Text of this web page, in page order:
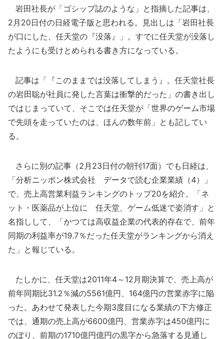
岩田社長が「ゴシップ誌のような」と指摘した記事は、
2月20日付の日経電子版と思われる。見出しは「岩田社長
が口にした、任天堂の『没落』」。すでに任天堂が没落し
たようにも受けとめられる書き方になっている。
記事は「『このままでは没落してしまう』。任天堂社長
の岩田聡が社員に発した言葉は衝撃的だった」の書き出し
ではじまっていて、そこでは任天堂が「世界のゲーム市場
で先頭を走っていたのは、ほんの数年前」とも記してい
る。
さらに別の記事（2月23日付の朝刊17面）でも日経は、
「分析ニッポン株式会社 データで読む企業業績（4）」
で、売上高営業利益ランキングのトップ20を紹介。「ネ
ット・医薬品が上位に 任天堂、ゲーム低迷で姿消す」と
名指しして、「かつては高収益企業の代表的存在で、前年
同期の利益率が19.7％だった任天堂がランキングから消え
た」と報じている。
たしかに、任天堂は2011年4～12月期決算で、売上高が
前年同期比31.2％減の5561億円、164億円の営業赤字に陥
った。あわせて発表した今期3度目になる業績の下方修正
では、通期の売上高が6600億円、営業赤字は450億円に
のぼり、前期の1710億円億円の黒字から急落する見通し